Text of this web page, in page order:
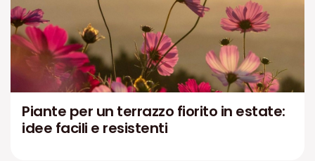
Piante per un terrazzo fiorito in estate:
idee facili e resistenti